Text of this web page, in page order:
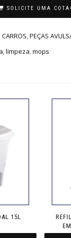
SOLICITE UMA
CARROS,PEÇAS
,limpeza,mops
15L